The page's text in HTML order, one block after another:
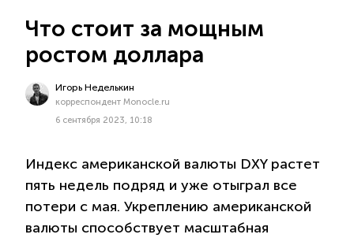
Что стоит за мощным
ростом доллара
Игорь Неделькин
корреспондент Monocle.ru
6 сентября 2023, 10:18
Индекс американской валюты DXY растет
пять недель подряд и уже отыграл все
потери с мая. Укреплению американской
валюты способствует масштабная